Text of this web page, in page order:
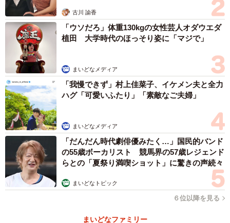
古川 諭香
「ウソだろ」体重130kgの女性芸人オダウエダ
植田 大学時代のほっそり姿に「マジで」
まいどなメディア
「我慢できず」村上佳菜子、イケメン夫と全力
ハグ「可愛いふたり」「素敵なご夫婦」
まいどなメディア
「だんだん時代劇俳優みたく…」国民的バンド
の55歳ボーカリスト 競馬界の57歳レジェンド
らとの「夏祭り満喫ショット」に驚きの声続々
まいどなトピック
６位以降を見る
まいどなファミリー